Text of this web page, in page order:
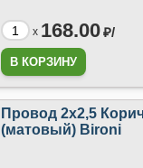
x 168.00₽/
Провод 2х2,5
(матовый) Bironi